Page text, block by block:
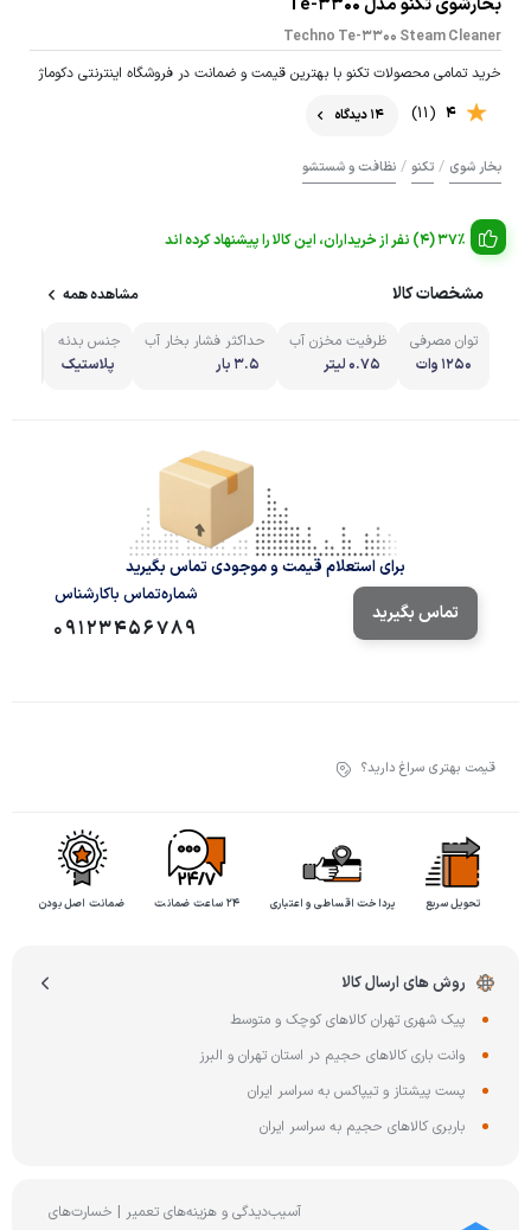
Techno Te-3300 Steam Cleaner
خرید تمامی محصولات تکنو با بهترین قیمت و ضمانت در فروشگاه اینترنتی دکوماژ
4
(11) 14 دیدگاه
بخار شوی / تکنو / نظافت و شستشو
37% (4) نفر از خریداران، این کالا را پیشنهاد کرده اند
مشخصات کالا مشاهده همه
توان مصرفی
1250 وات
ظرفيت مخزن آب
0.75 ليتر
حداکثر فشار بخار آب
3.5 بار
جنس بدنه
پلاستیک
برای استعلام قیمت و موجودی تماس بگیرید
تماس بگیرید
شماره‌تماس‌ با‌کارشناس
09123456789
قیمت بهتری سراغ دارید؟
تحویل سریع پرداخت اقساطی و اعتباری ۲۴ ساعت ضمانت ضمانت اصل بودن
روش های ارسال کالا
پیک شهری تهران کالاهای کوچک و متوسط
وانت باری کالاهای حجیم در استان تهران و البرز
پست پیشتاز و تیپاکس به سراسر ایران
باربری کالاهای حجیم به سراسر ایران
آسیب‌دیدگی و هزینه‌های تعمیر | خسارت‌های